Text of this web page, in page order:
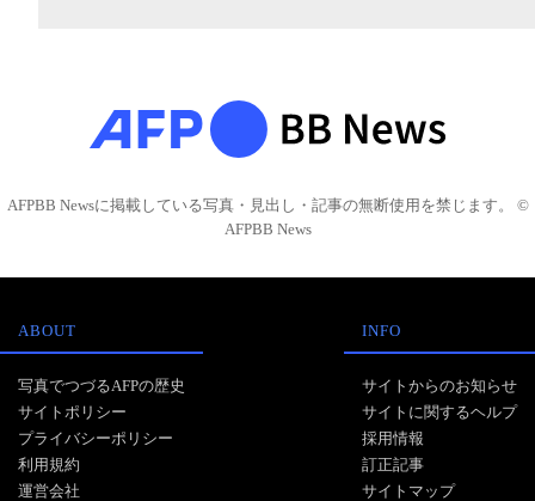
AFPBB Newsに掲載している写真・見出し・記事の無断使用を禁じます。 ©
AFPBB News
ABOUT
写真でつづるAFPの歴史
サイトポリシー
プライバシーポリシー
利用規約
運営会社
INFO
サイトからのお知らせ
サイトに関するヘルプ
採用情報
訂正記事
サイトマップ